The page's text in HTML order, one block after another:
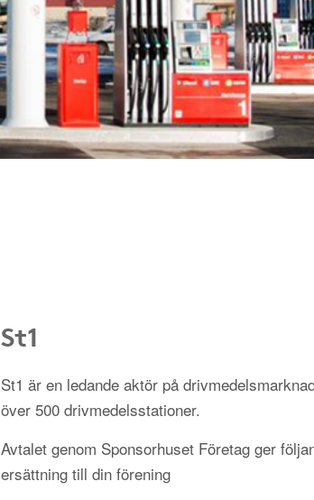
St1
St1 är en ledande aktör på
över 500 drivmedelsstationer.
Avtalet genom Sponsorhuset Företag ger
ersättning till din förening